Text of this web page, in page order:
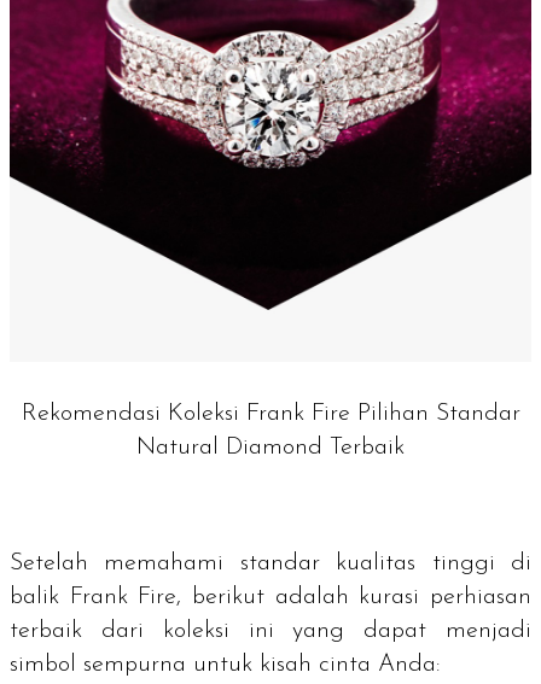
Rekomendasi Koleksi Frank Fire Pilihan Standar
Natural Diamond Terbaik
Setelah memahami standar kualitas tinggi di
balik Frank Fire, berikut adalah kurasi perhiasan
terbaik dari koleksi ini yang dapat menjadi
simbol sempurna untuk kisah cinta Anda: